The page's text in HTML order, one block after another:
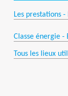
Les prestations -
Classe énergie -
Tous les lieux